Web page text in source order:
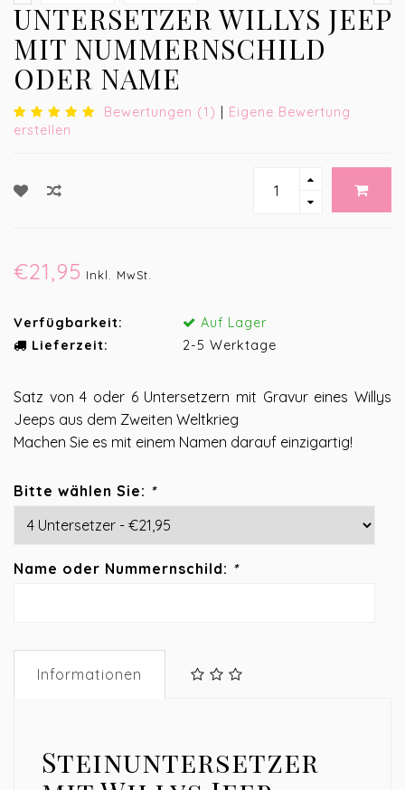
UNTERSETZER WILLYS JEEP
MIT NUMMERNSCHILD
ODER NAME
Bewertungen (1) | Eigene Bewertung
erstellen
€21,95 Inkl. MwSt.
Verfügbarkeit:
Auf Lager
Lieferzeit:
2-5 Werktage
Satz von 4 oder 6 Untersetzern mit Gravur eines Willys
Jeeps aus dem Zweiten Weltkrieg
Machen Sie es mit einem Namen darauf einzigartig!
Bitte wählen Sie: *
Name oder Nummernschild: *
Informationen
Steinuntersetzer